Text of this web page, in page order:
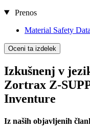
Prenos
Material Safety
Oceni ta izdelek
Izkušnenj v
Zortrax Z-
Inventure
Iz naših objavljenih